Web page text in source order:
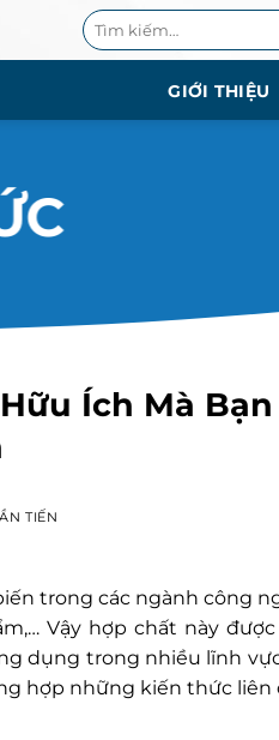
Tìm
kiếm:
GIỚI THIỆU
Ích Mà Bạn
TIẾN
trong các ngành công
Vậy hợp chất này
dụng trong nhiều lĩnh
hợp những kiến thức liên